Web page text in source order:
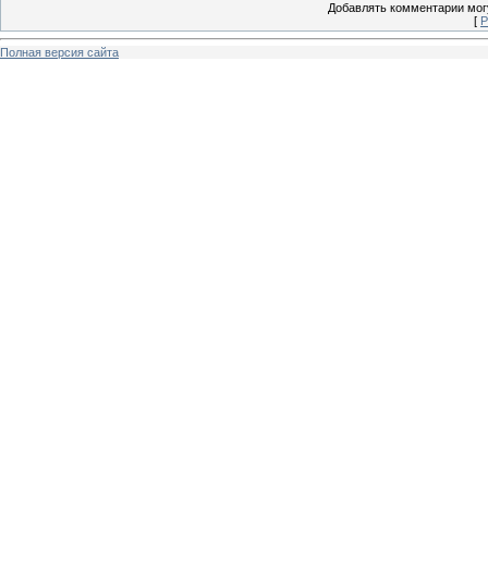
Добавлять комментарии
[
Полная версия сайта